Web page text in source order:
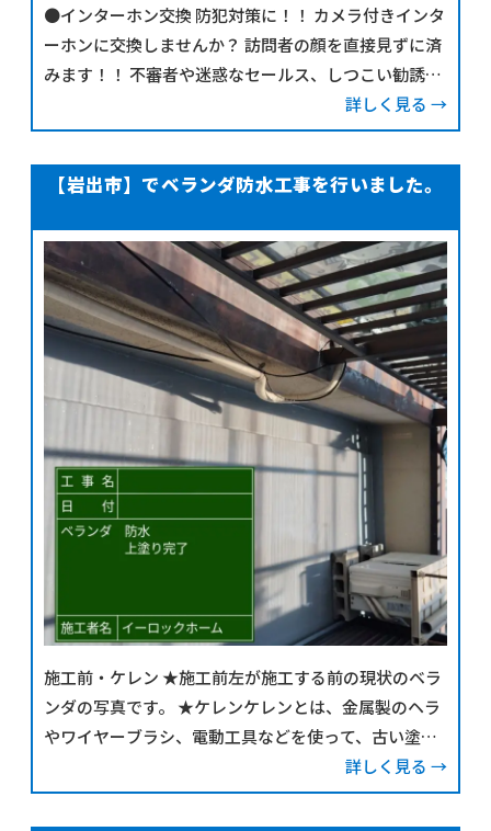
●インターホン交換 防犯対策に！！ カメラ付きインタ
ーホンに交換しませんか？ 訪問者の顔を直接見ずに済
みます！！ 不審者や迷惑なセールス、しつこい勧誘に
対して室内からの応対、または居留守を使うことがで
きます。 今なら、工事費込みで ￥
詳しく見る →
【岩出市】でベランダ防水工事を行いました。
施工前・ケレン ★施工前左が施工する前の現状のベラ
ンダの写真です。 ★ケレンケレンとは、金属製のヘラ
やワイヤーブラシ、電動工具などを使って、古い塗膜
や汚れ、サビなどを削り落とし、下地をきれいな状態
にする作業のことです。「ケレン」という言葉
詳しく見る →